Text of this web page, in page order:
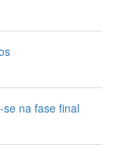
na fase final